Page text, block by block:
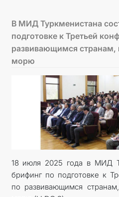
DB
В МИД Туркменистана
подготовке к Третьей
развивающимся
морю
18 июля 2025 года в МИД
брифинг по подготовке к
по развивающимся